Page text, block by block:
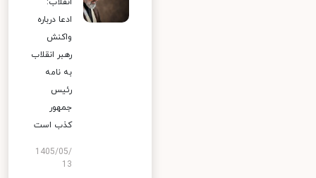
ادعا درباره
واکنش
رهبر انقلاب
به نامه
رئیس
جمهور
کذب است
1405/05/
13